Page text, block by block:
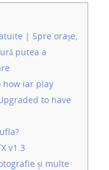
| Spre orașe,
putea a
how iar play
to have
v1.3
și multe